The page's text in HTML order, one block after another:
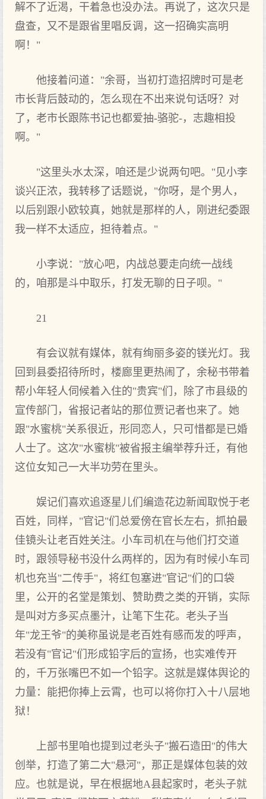
解不了近渴，干着急也没办法。再说了，这次只是
盘查，又不是跟省里唱反调，这一招确实高明
啊！"
他接着问道："余哥，当初打造招牌时可是老
市长背后鼓动的，怎么现在不出来说句话呀？对
了，老市长跟陈书记也都爱抽-骆驼-，志趣相投
啊。"
"这里头水太深，咱还是少说两句吧。"见小李
谈兴正浓，我转移了话题说，"你呀，是个男人，
以后别跟小欧较真，她就是那样的人，刚进纪委跟
我一样不太适应，担待着点。"
小李说："放心吧，内战总要走向统一战线
的，咱那是斗中取乐，打发无聊的日子呗。"
21
有会议就有媒体，就有绚丽多姿的镁光灯。我
回到县委招待所时，楼廊里更热闹了，余秘书带着
帮小年轻人伺候着入住的"贵宾"们，除了市县级的
宣传部门，省报记者站的那位贾记者也来了。她
跟"水蜜桃"关系很近，形同恋人，只可惜都是已婚
人士了。这次"水蜜桃"被省报主编举荐升迁，有他
这位女知己一大半功劳在里头。
娱记们喜欢追逐星儿们编造花边新闻取悦于老
百姓，同样，"官记"们总爱傍在官长左右，抓拍最
佳镜头让老百姓关注。小车司机在与他们打交道
时，跟领导秘书没什么两样的，因为有时候小车司
机也充当"二传手"，将红包塞进"官记"们的口袋
里，公开的名堂是策划、赞助费之类的开销，实际
是叫对方多买点墨汁，让笔下生花。老头子当
年"龙王爷"的美称虽说是老百姓有感而发的呼声，
若没有"官记"们形成铅字后的宣扬，也实难传开
的，千万张嘴巴不如一个铅字。这就是媒体舆论的
力量：能把你捧上云霄，也可以将你打入十八层地
狱！
上部书里咱也提到过老头子"搬石造田"的伟大
创举，打造了第二大"悬河"，那正是媒体包装的效
应。也就是说，早在根据地A县起家时，老头子就